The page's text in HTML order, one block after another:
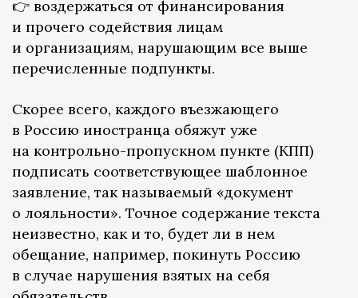
👉 воздержаться от финансирования
и прочего содействия лицам
и организациям, нарушающим все выше
перечисленные подпункты.
Скорее всего, каждого въезжающего
в Россию иностранца обяжут уже
на контрольно-пропускном пункте (КПП)
подписать соответствующее шаблонное
заявление, так называемый «документ
о лояльности». Точное содержание текста
неизвестно, как и то, будет ли в нем
обещание, например, покинуть Россию
в случае нарушения взятых на себя